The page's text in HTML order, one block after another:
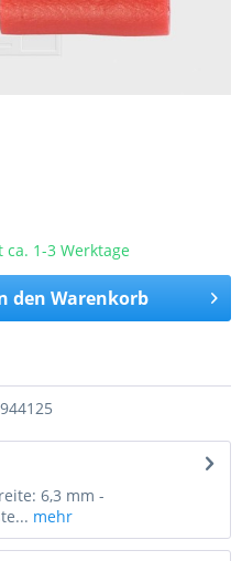
1-3 Werktage
den Warenkorb
6,3 mm -
mehr